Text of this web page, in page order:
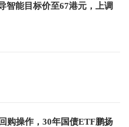
智能目标价至67港元，上调
购操作，30年国债ETF鹏扬